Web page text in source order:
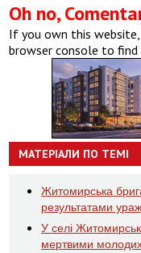
Oh no,
If you own this
browser console to find
МАТЕРІАЛИ ПО ТЕМІ
Житомирська
результатами
У селі
мертвими